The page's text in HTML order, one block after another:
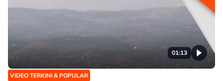
01:13
VIDEO TERKINI & POPULAR